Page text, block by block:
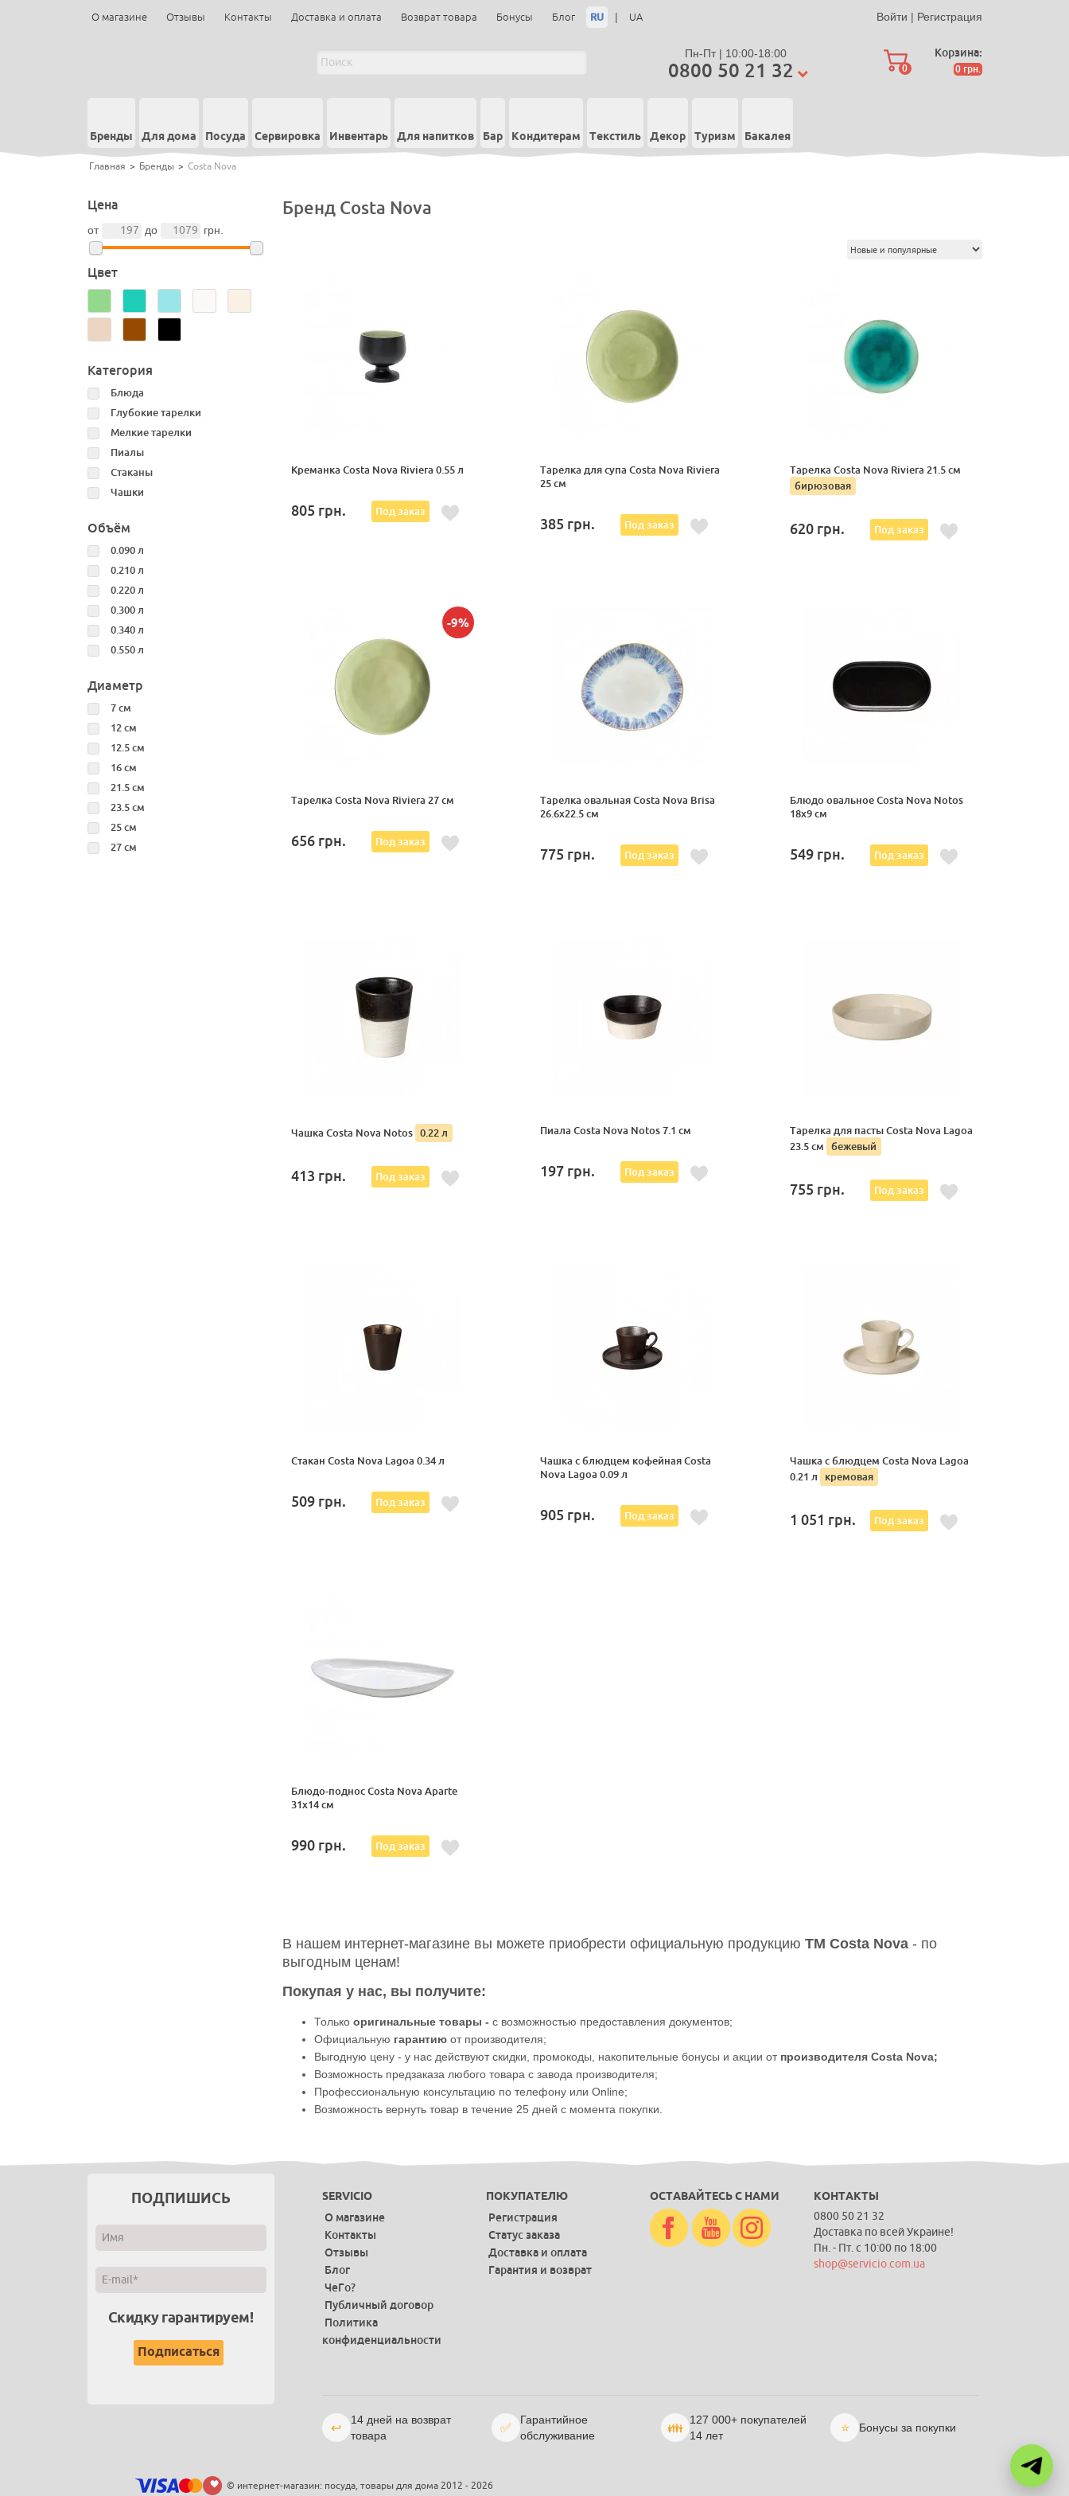
О магазине Отзывы Контакты Доставка и оплата Возврат товара Бонусы Блог RU | UA Войти | Регистрация
Пн-Пт | 10:00-18:00
0800 50 21 32 0
Корзина:
0 грн.
Бренды Для дома Посуда Сервировка Инвентарь Для напитков Бар Кондитерам Текстиль Декор Туризм Бакалея
Главная > Бренды > Costa Nova
Цена
от до грн.
Цвет
Категория
Блюда
Глубокие тарелки
Мелкие тарелки
Пиалы
Стаканы
Чашки
Объём
0.090 л
0.210 л
0.220 л
0.300 л
0.340 л
0.550 л
Диаметр
7 см
12 см
12.5 см
16 см
21.5 см
23.5 см
25 см
27 см
Бренд Costa Nova
Креманка Costa Nova Riviera 0.55 л
805 грн. Под заказ
Тарелка для супа Costa Nova Riviera
25 см
385 грн. Под заказ
Тарелка Costa Nova Riviera 21.5 см
бирюзовая
620 грн. Под заказ
-9%
Тарелка Costa Nova Riviera 27 см
656 грн. Под заказ
Тарелка овальная Costa Nova Brisa
26.6x22.5 см
775 грн. Под заказ
Блюдо овальное Costa Nova Notos
18x9 см
549 грн. Под заказ
Чашка Costa Nova Notos 0.22 л
413 грн. Под заказ
Пиала Costa Nova Notos 7.1 см
197 грн. Под заказ
Тарелка для пасты Costa Nova Lagoa
23.5 см бежевый
755 грн. Под заказ
Стакан Costa Nova Lagoa 0.34 л
509 грн. Под заказ
Чашка с блюдцем кофейная Costa
Nova Lagoa 0.09 л
905 грн. Под заказ
Чашка с блюдцем Costa Nova Lagoa
0.21 л
кремовая
1 051 грн. Под заказ
Блюдо-поднос Costa Nova Aparte
31x14 см
990 грн. Под заказ
В нашем интернет-магазине вы можете приобрести официальную продукцию ТМ Costa Nova- по
выгодным ценам!
Покупая у нас, вы получите:
Толькооригинальные товары - с возможностью предоставления документов;
Официальную гарантию от производителя;
Выгодную цену - у нас действуют скидки, промокоды, накопительные бонусы и акции от производителя Costa Nova;
Возможность предзаказа любого товара с завода производителя;
Профессиональную консультацию по телефону или Online;
Возможность вернуть товар в течение 25 дней с момента покупки.
ПОДПИШИСЬ
Скидку гарантируем!
SERVICIO
О магазине
Контакты
Отзывы
Блог
ЧеГо?
Публичный договор
Политика
конфиденциальности
ПОКУПАТЕЛЮ
Регистрация
Статус заказа
Доставка и оплата
Гарантия и возврат
ОСТАВАЙТЕСЬ С НАМИ КОНТАКТЫ
0800 50 21 32
Доставка по всей Украине!
Пн. - Пт. с 10:00 по 18:00
shop@servicio.com.ua
↩
14 дней на возврат
товара
✅
Гарантийное
обслуживание
👪
127 000+ покупателей
14 лет
⭐ Бонусы за покупки
© интернет-магазин: посуда, товары для дома 2012 - 2026